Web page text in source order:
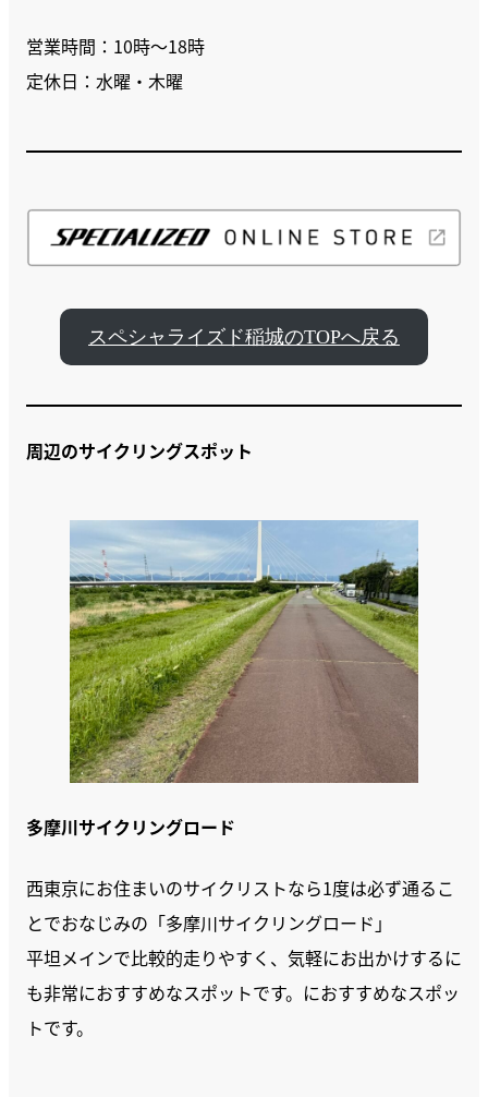
営業時間：10時〜18時
定休日：水曜・木曜
スペシャライズド稲城のTOPへ戻る
周辺のサイクリングスポット
多摩川サイクリングロード
西東京にお住まいのサイクリストなら1度は必ず通るこ
とでおなじみの「多摩川サイクリングロード」
平坦メインで比較的走りやすく、気軽にお出かけするに
も非常におすすめなスポットです。におすすめなスポッ
トです。